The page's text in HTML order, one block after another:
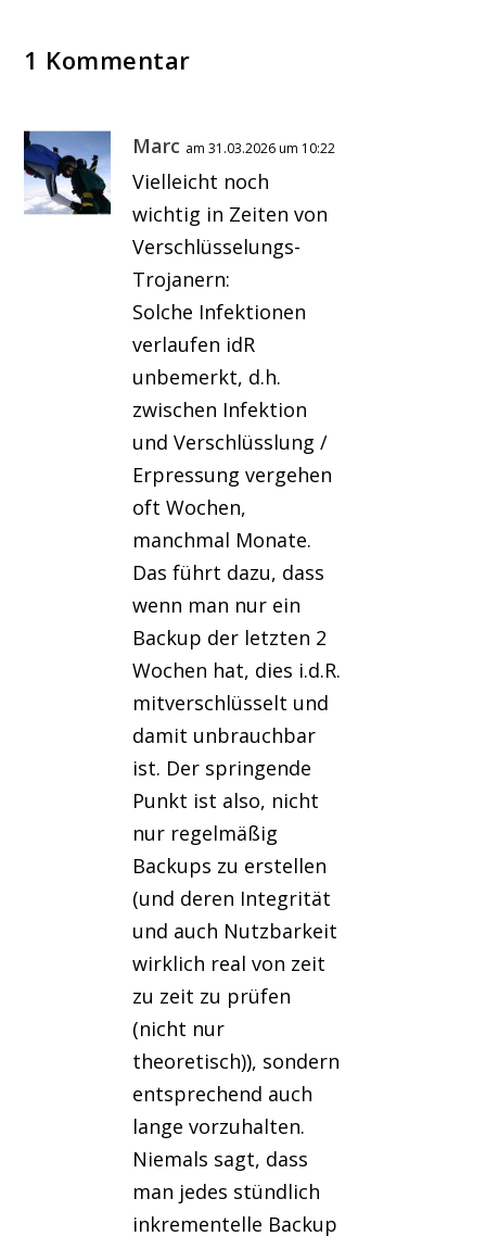
1 Kommentar
Marc am 31.03.2026 um 10:22
Vielleicht noch
wichtig in Zeiten von
Verschlüsselungs-
Trojanern:
Solche Infektionen
verlaufen idR
unbemerkt, d.h.
zwischen Infektion
und Verschlüsslung /
Erpressung vergehen
oft Wochen,
manchmal Monate.
Das führt dazu, dass
wenn man nur ein
Backup der letzten 2
Wochen hat, dies i.d.R.
mitverschlüsselt und
damit unbrauchbar
ist. Der springende
Punkt ist also, nicht
nur regelmäßig
Backups zu erstellen
(und deren Integrität
und auch Nutzbarkeit
wirklich real von zeit
zu zeit zu prüfen
(nicht nur
theoretisch)), sondern
entsprechend auch
lange vorzuhalten.
Niemals sagt, dass
man jedes stündlich
inkrementelle Backup